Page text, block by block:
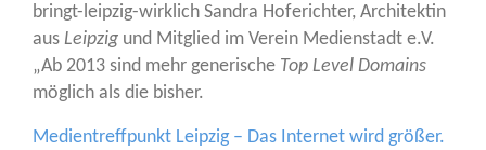
bringt-leipzig-wirklich San­dra Hofe­rich­ter, Archi­tek­tin
aus Leip­zig und Mit­glied im Ver­ein Medi­en­stadt e.V.
„Ab 2013 sind mehr gene­ri­sche Top Level Domains
mög­lich als die bisher.
Medi­en­treff­punkt Leip­zig – Das Inter­net wird grö­ßer.